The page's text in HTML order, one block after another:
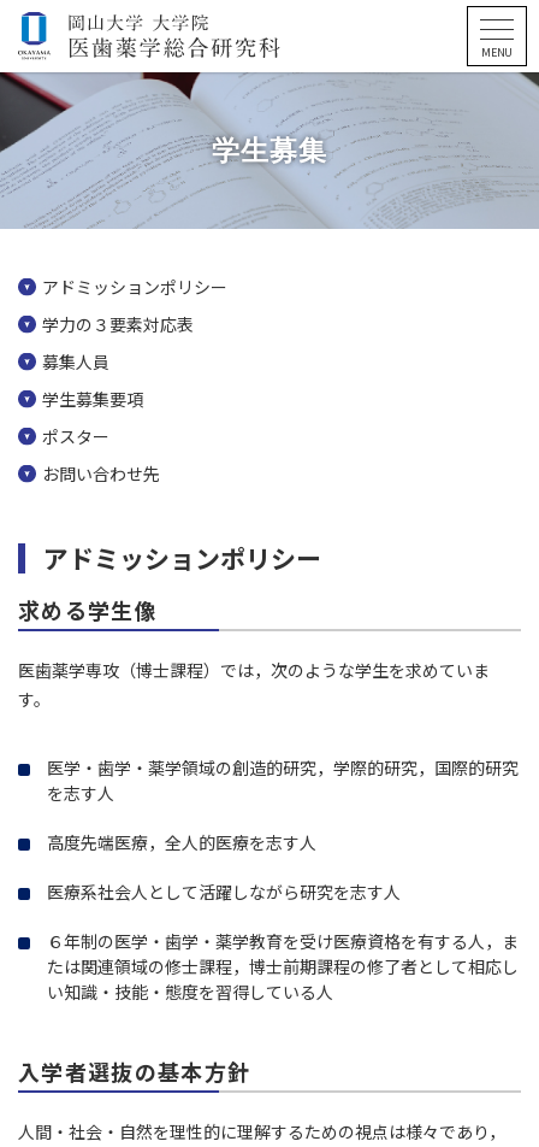
学生募集
アドミッションポリシー
学力の３要素対応表
募集人員
学生募集要項
ポスター
お問い合わせ先
アドミッションポリシー
求める学生像
医歯薬学専攻（博士課程）では，次のような学生を求めていま
す。
医学・歯学・薬学領域の創造的研究，学際的研究，国際的研究
を志す人
高度先端医療，全人的医療を志す人
医療系社会人として活躍しながら研究を志す人
６年制の医学・歯学・薬学教育を受け医療資格を有する人，ま
たは関連領域の修士課程，博士前期課程の修了者として相応し
い知識・技能・態度を習得している人
入学者選抜の基本方針
人間・社会・自然を理性的に理解するための視点は様々であり，